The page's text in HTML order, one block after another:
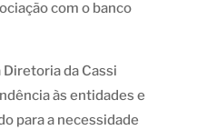
com o banco
da Cassi
às entidades e
para a necessidade